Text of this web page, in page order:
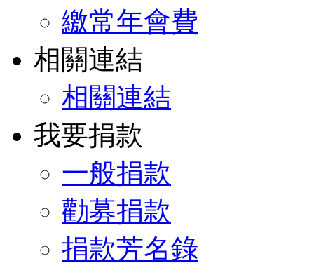
繳常年會費
相關連結
相關連結
我要捐款
一般捐款
勸募捐款
捐款芳名錄